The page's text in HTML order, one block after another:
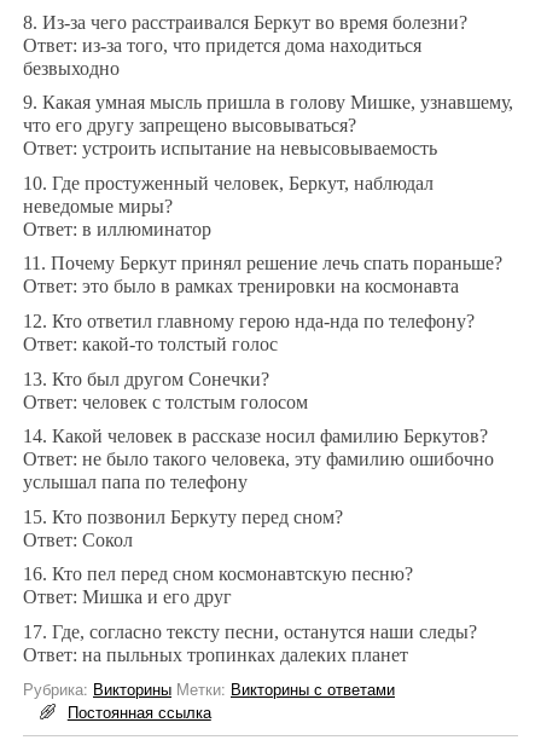
8. Из-за чего расстраивался Беркут во время болезни?
Ответ: из-за того, что придется дома находиться
безвыходно
9. Какая умная мысль пришла в голову Мишке, узнавшему,
что его другу запрещено высовываться?
Ответ: устроить испытание на невысовываемость
10. Где простуженный человек, Беркут, наблюдал
неведомые миры?
Ответ: в иллюминатор
11. Почему Беркут принял решение лечь спать пораньше?
Ответ: это было в рамках тренировки на космонавта
12. Кто ответил главному герою нда-нда по телефону?
Ответ: какой-то толстый голос
13. Кто был другом Сонечки?
Ответ: человек с толстым голосом
14. Какой человек в рассказе носил фамилию Беркутов?
Ответ: не было такого человека, эту фамилию ошибочно
услышал папа по телефону
15. Кто позвонил Беркуту перед сном?
Ответ: Сокол
16. Кто пел перед сном космонавтскую песню?
Ответ: Мишка и его друг
17. Где, согласно тексту песни, останутся наши следы?
Ответ: на пыльных тропинках далеких планет
Рубрика: Викторины Метки: Викторины с ответами
Постоянная ссылка